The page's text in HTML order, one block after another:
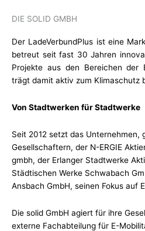
DIE SOLID GMBH
Der LadeVerbundPlus ist eine
betreut seit fast 30 Jahren
Projekte aus den Bereichen der
trägt damit aktiv zum Klimaschutz
Von Stadtwerken für Stadtwerke
Seit 2012 setzt das Unternehmen,
Gesellschaftern, der N-ERGIE
gmbh, der Erlanger Stadtwerke
Städtischen Werke Schwabach
Ansbach GmbH, seinen Fokus auf
Die solid GmbH agiert für ihre
externe Fachabteilung für E-